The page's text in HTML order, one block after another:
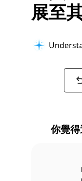
展至
你覺